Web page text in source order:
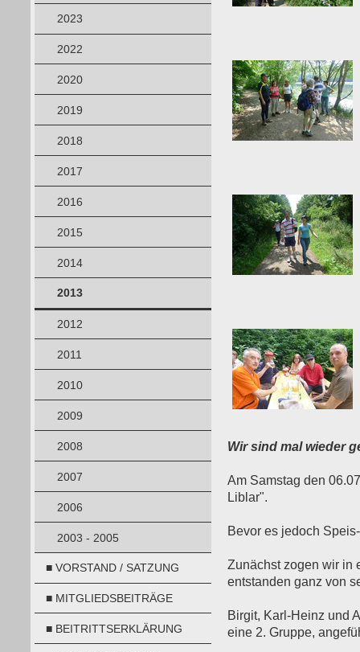
2023
2022
2020
2019
2018
2017
2016
2015
2014
2013
2012
2011
2010
2009
2008
2007
2006
2003 - 2005
■ VORSTAND / SATZUNG
■ MITGLIEDSBEITRÄGE
■ BEITRITTSERKLÄRUNG
Wir sind mal wieder
Am Samstag den
Liblar".
Bevor es jedoch
Zunächst zogen wir in
entstanden ganz von
Birgit, Karl-Heinz und
eine 2. Gruppe,